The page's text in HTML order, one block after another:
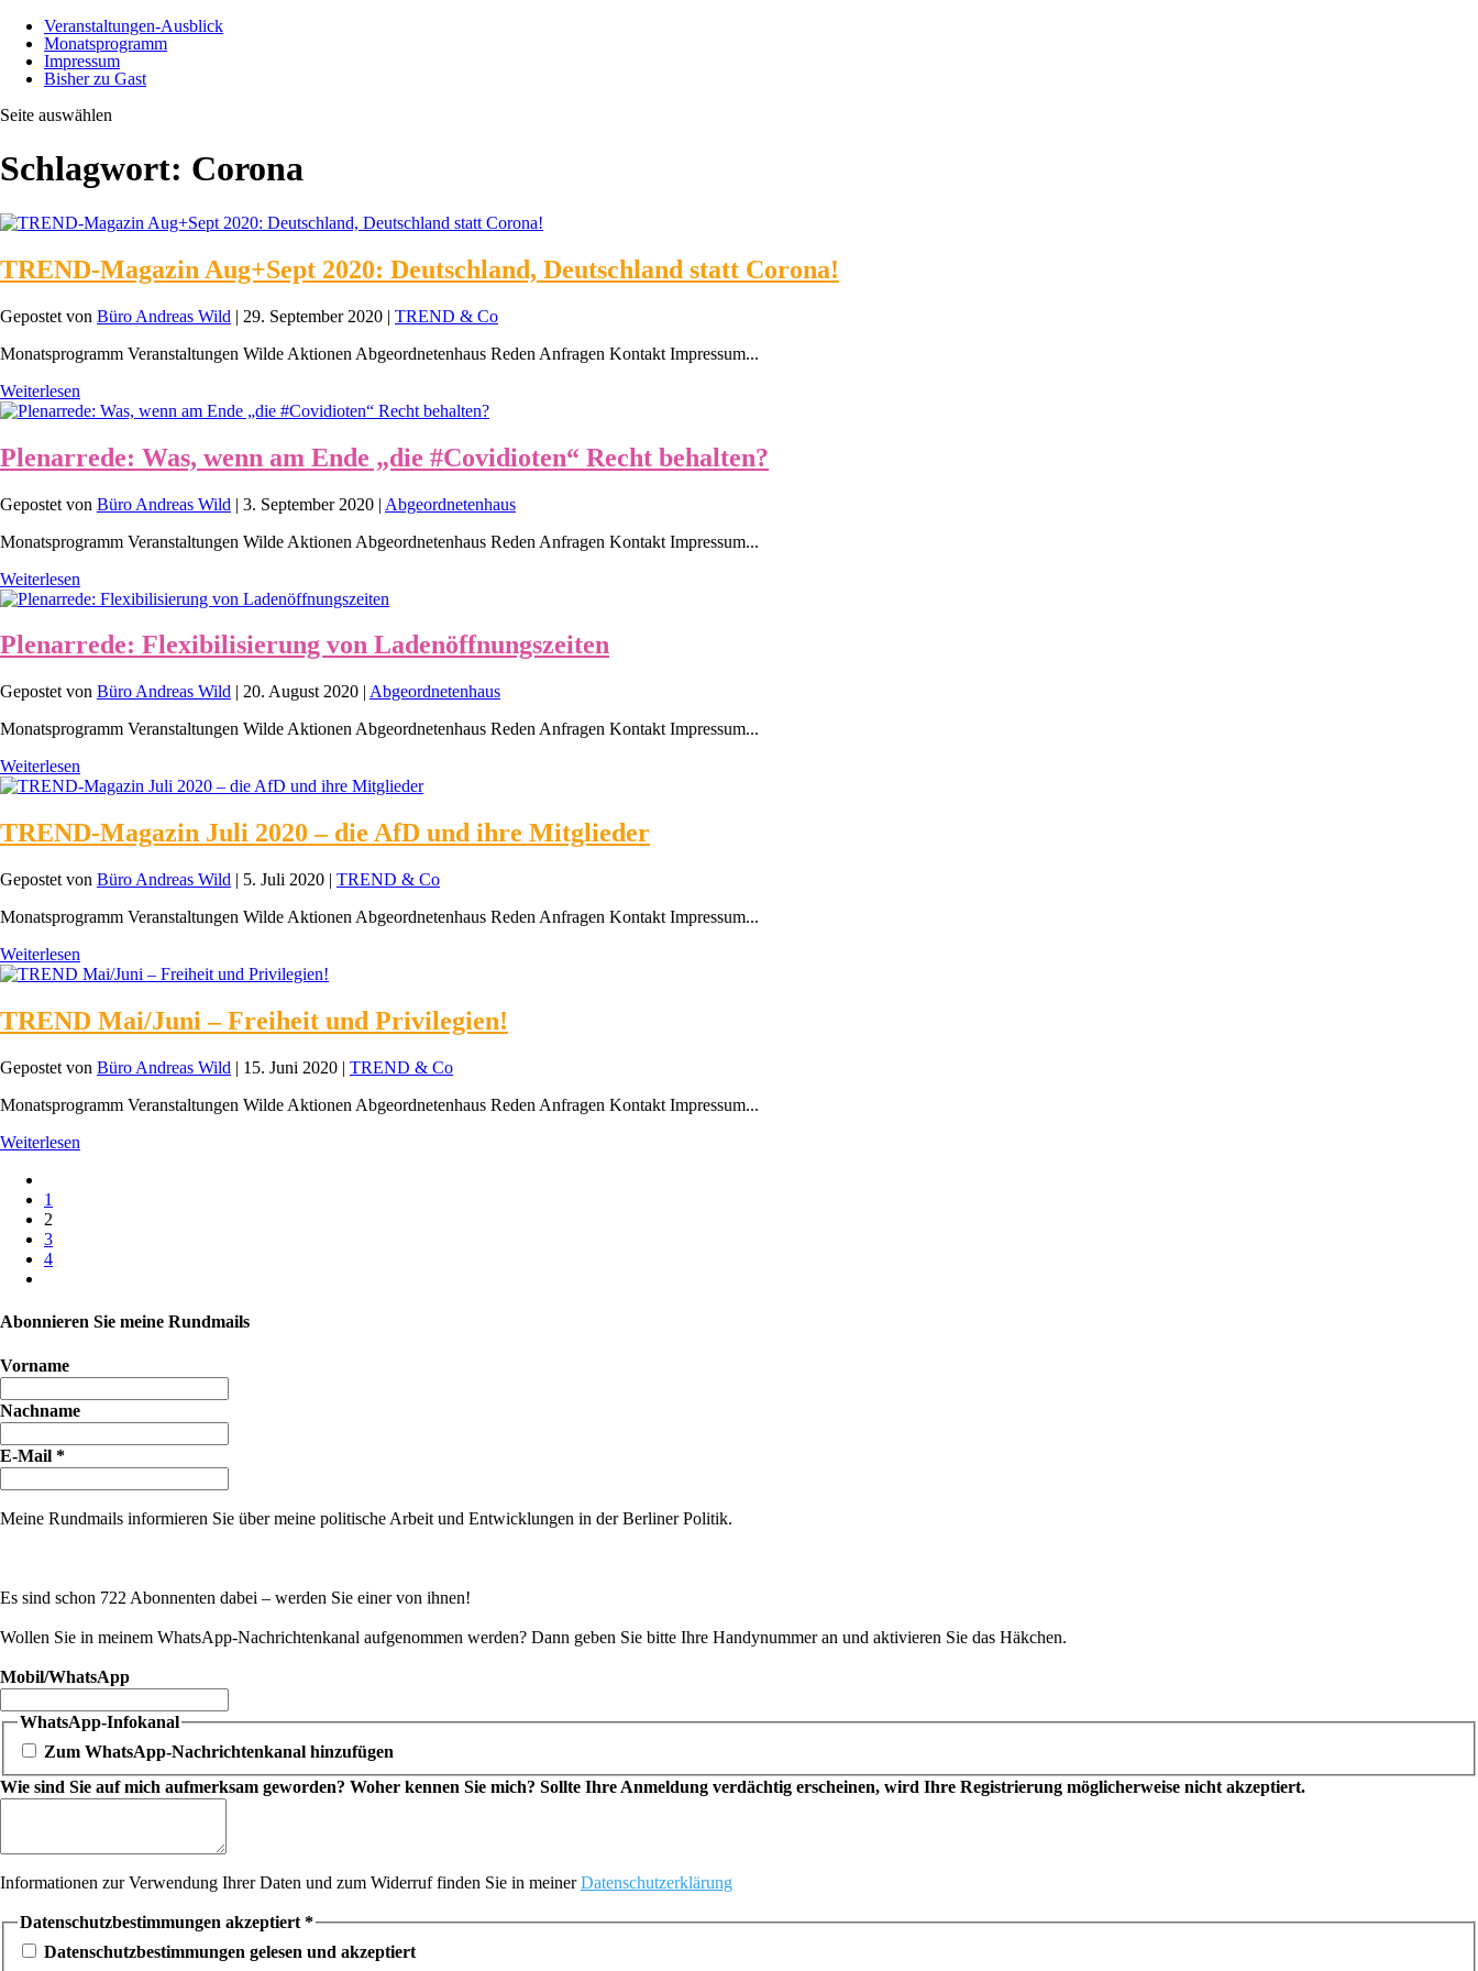
Veranstaltungen-Ausblick
Monatsprogramm
Impressum
Bisher zu Gast
Seite auswählen
Schlagwort: Corona
TREND-Magazin Aug+Sept 2020: Deutschland, Deutschland statt Corona!
Gepostet von Büro Andreas Wild | 29. September 2020 | TREND & Co
Monatsprogramm Veranstaltungen Wilde Aktionen Abgeordnetenhaus Reden Anfragen Kontakt Impressum...
Weiterlesen
Plenarrede: Was, wenn am Ende „die #Covidioten“ Recht behalten?
Gepostet von Büro Andreas Wild | 3. September 2020 | Abgeordnetenhaus
Monatsprogramm Veranstaltungen Wilde Aktionen Abgeordnetenhaus Reden Anfragen Kontakt Impressum...
Weiterlesen
Plenarrede: Flexibilisierung von Ladenöffnungszeiten
Gepostet von Büro Andreas Wild | 20. August 2020 | Abgeordnetenhaus
Monatsprogramm Veranstaltungen Wilde Aktionen Abgeordnetenhaus Reden Anfragen Kontakt Impressum...
Weiterlesen
TREND-Magazin Juli 2020 – die AfD und ihre Mitglieder
Gepostet von Büro Andreas Wild | 5. Juli 2020 | TREND & Co
Monatsprogramm Veranstaltungen Wilde Aktionen Abgeordnetenhaus Reden Anfragen Kontakt Impressum...
Weiterlesen
TREND Mai/Juni – Freiheit und Privilegien!
Gepostet von Büro Andreas Wild | 15. Juni 2020 | TREND & Co
Monatsprogramm Veranstaltungen Wilde Aktionen Abgeordnetenhaus Reden Anfragen Kontakt Impressum...
Weiterlesen
1
2
3
4
Abonnieren Sie meine Rundmails
Vorname
Nachname
E-Mail *
Meine Rundmails informieren Sie über meine politische Arbeit und Entwicklungen in der Berliner Politik.
Es sind schon 722 Abonnenten dabei – werden Sie einer von ihnen!
Wollen Sie in meinem WhatsApp-Nachrichtenkanal aufgenommen werden? Dann geben Sie bitte Ihre Handynummer an und aktivieren Sie das Häkchen.
Mobil/WhatsApp
WhatsApp-Infokanal
Zum WhatsApp-Nachrichtenkanal hinzufügen
Wie sind Sie auf mich aufmerksam geworden? Woher kennen Sie mich? Sollte Ihre Anmeldung verdächtig erscheinen, wird Ihre Registrierung möglicherweise nicht akzeptiert.
Informationen zur Verwendung Ihrer Daten und zum Widerruf finden Sie in meinerDatenschutzerklärung
Datenschutzbestimmungen akzeptiert *
Datenschutzbestimmungen gelesen und akzeptiert